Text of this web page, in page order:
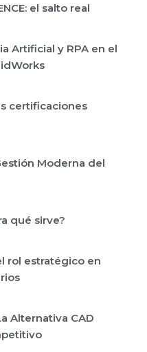
el salto real
Artificial y RPA en el
certificaciones
Moderna del
qué sirve?
rol estratégico en
Alternativa CAD